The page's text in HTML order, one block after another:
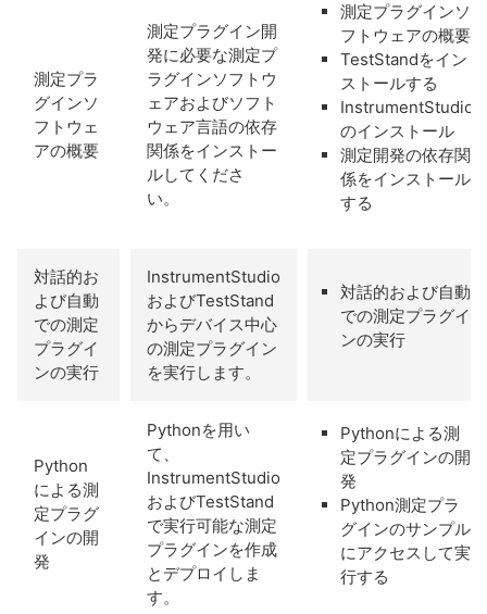
測定プラ
グインソ
フトウェ
アの概要
測定プラグイン開
発に必要な測定プ
ラグインソフトウ
ェアおよびソフト
ウェア言語の依存
関係をインストー
ルしてくださ
い。
測定プラグインソ
フトウェアの概要
TestStandをイン
ストールする
InstrumentStudio
のインストール
測定開発の依存関
係をインストール
する
対話的お
よび自動
での測定
プラグイ
ンの実行
InstrumentStudio
およびTestStand
からデバイス中心
の測定プラグイン
を実行します。
対話的および自動
での測定プラグイ
ンの実行
Python
による測
定プラグ
インの開
発
Pythonを用い
て、
InstrumentStudio
およびTestStand
で実行可能な測定
プラグインを作成
とデプロイしま
す。
Pythonによる測
定プラグインの開
発
Python測定プラ
グインのサンプル
にアクセスして実
行する